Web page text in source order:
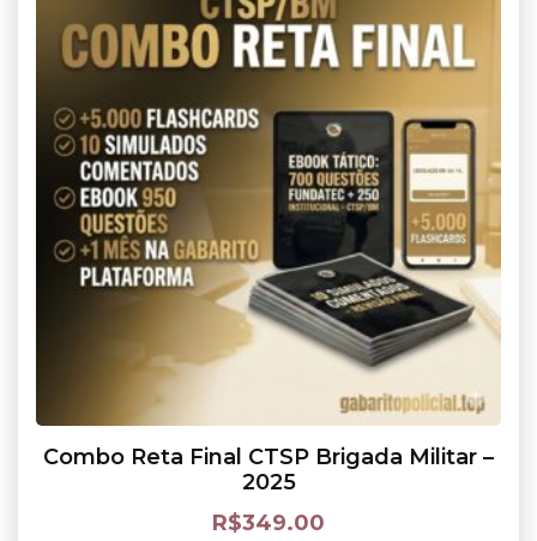
Combo Reta Final CTSP Brigada Militar –
2025
R$349.00